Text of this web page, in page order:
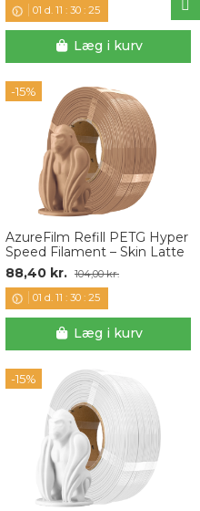
01 d. 11 :30 :24
Læg i kurv
-15%
AzureFilm Refill PETG Hyper
Speed Filament – Skin Latte
88,40 kr. 104,00 kr.
01 d. 11 :30 :24
Læg i kurv
-15%